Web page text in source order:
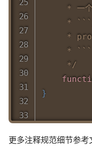
* 一个
*
*
     * ```
     */
}
更多注释规范细节参考